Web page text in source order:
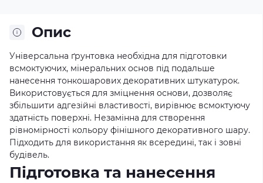
Опис
Універсальна ґрунтовка необхідна для підготовки
всмоктуючих, мінеральних основ під подальше
нанесення тонкошарових декоративних штукатурок.
Використовується для зміцнення основи, дозволяє
збільшити адгезійні властивості, вирівнює всмоктуючу
здатність поверхні. Незамінна для створення
рівномірності кольору фінішного декоративного шару.
Підходить для використання як всередині, так і зовні
будівель.
Підготовка та нанесення